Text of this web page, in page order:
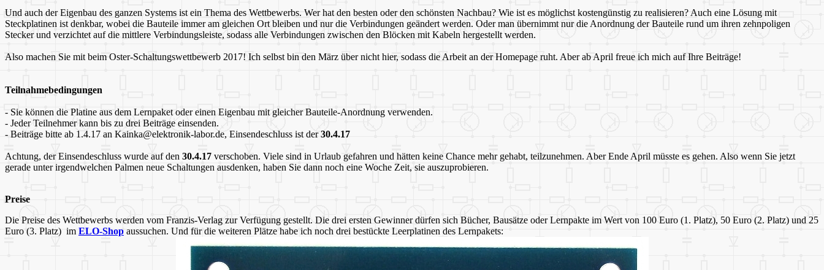
Und auch der Eigenbau des ganzen Systems ist ein Thema des Wettbewerbs. Wer hat den besten oder den schönsten Nachbau? Wie ist es möglichst kostengünstig zu realisieren? Auch eine Lösung mit
Steckplatinen ist denkbar, wobei die Bauteile immer am gleichen Ort bleiben und nur die Verbindungen geändert werden. Oder man übernimmt nur die Anordnung der Bauteile rund um ihren zehnpoligen
Stecker und verzichtet auf die mittlere Verbindungsleiste, sodass alle Verbindungen zwischen den Blöcken mit Kabeln hergestellt werden.
Also machen Sie mit beim Oster-Schaltungswettbewerb 2017! Ich selbst bin den März über nicht hier, sodass die Arbeit an der Homepage ruht. Aber ab April freue ich mich auf Ihre Beiträge!
Teilnahmebedingungen
- Sie können die Platine aus dem Lernpaket oder einen Eigenbau mit gleicher Bauteile-Anordnung verwenden.
- Jeder Teilnehmer kann bis zu drei Beiträge einsenden.
- Beiträge bitte ab 1.4.17 an Kainka@elektronik-labor.de, Einsendeschluss ist der30.4.17
Achtung, der Einsendeschluss wurde auf den 30.4.17 verschoben. Viele sind in Urlaub gefahren und hätten keine Chance mehr gehabt, teilzunehmen. Aber Ende April müsste es gehen. Also wenn Sie jetzt
gerade unter irgendwelchen Palmen neue Schaltungen ausdenken, haben Sie dann noch eine Woche Zeit, sie auszuprobieren.
Preise
Die Preise des Wettbewerbs werden vom Franzis-Verlag zur Verfügung gestellt. Die drei ersten Gewinner dürfen sich Bücher, Bausätze oder Lernpakte im Wert von 100 Euro (1. Platz), 50 Euro (2. Platz) und 25
Euro (3. Platz) im ELO-Shop aussuchen. Und für die weiteren Plätze habe ich noch drei bestückte Leerplatinen des Lernpakets: